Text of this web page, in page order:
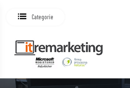
Categorie